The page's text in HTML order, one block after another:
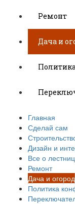
Ремонт
Дача и
Главная
Сделай сам
Дизайн и
Все о
Ремонт
Дача и огород
Политика